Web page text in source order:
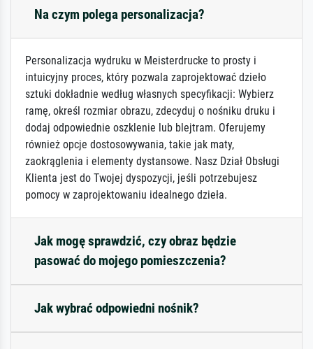
Na czym polega personalizacja?
Personalizacja wydruku w Meisterdrucke to prosty i
intuicyjny proces, który pozwala zaprojektować dzieło
sztuki dokładnie według własnych specyfikacji: Wybierz
ramę, określ rozmiar obrazu, zdecyduj o nośniku druku i
dodaj odpowiednie oszklenie lub blejtram. Oferujemy
również opcje dostosowywania, takie jak maty,
zaokrąglenia i elementy dystansowe. Nasz Dział Obsługi
Klienta jest do Twojej dyspozycji, jeśli potrzebujesz
pomocy w zaprojektowaniu idealnego dzieła.
Jak mogę sprawdzić, czy obraz będzie
pasować do mojego pomieszczenia?
Jak wybrać odpowiedni nośnik?